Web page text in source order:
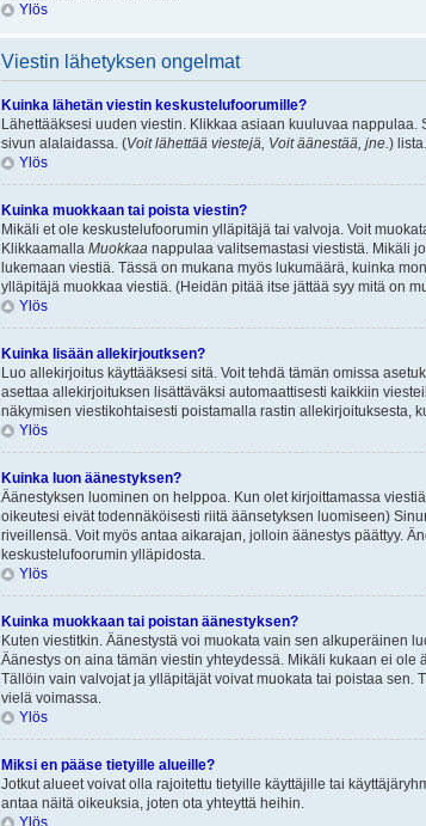
Ylös
Viestin lähetyksen ongelmat
Kuinka lähetän viestin keskustelufoorumille?
Lähettääksesi uuden viestin. Klikkaa asiaan kuuluvaa
sivun alalaidassa. (Voit lähettää viestejä, Voit äänestää, jne.) lista.
Ylös
Kuinka muokkaan tai poista viestin?
Mikäli et ole keskustelufoorumin ylläpitäjä tai valvoja. Voit
Klikkaamalla Muokkaa nappulaa valitsemastasi viestistä. Mikäli
lukemaan viestiä. Tässä on mukana myös lukumäärä, kuinka
ylläpitäjä muokkaa viestiä. (Heidän pitää itse jättää syy mitä on
Ylös
Kuinka lisään allekirjoutksen?
Luo allekirjoitus käyttääksesi sitä. Voit tehdä tämän omissa
asettaa allekirjoituksen lisättäväksi automaattisesti kaikkiin
näkymisen viestikohtaisesti poistamalla rastin allekirjoituksesta,
Ylös
Kuinka luon äänestyksen?
Äänestyksen luominen on helppoa. Kun olet kirjoittamassa
oikeutesi eivät todennäköisesti riitä äänsetyksen luomiseen)
riveillensä. Voit myös antaa aikarajan, jolloin äänestys päättyy.
keskustelufoorumin ylläpidosta.
Ylös
Kuinka muokkaan tai poistan äänestyksen?
Kuten viestitkin. Äänestystä voi muokata vain sen alkuperäinen
Äänestys on aina tämän viestin yhteydessä. Mikäli kukaan ei
Tällöin vain valvojat ja ylläpitäjät voivat muokata tai poistaa
vielä voimassa.
Ylös
Miksi en pääse tietyille alueille?
Jotkut alueet voivat olla rajoitettu tietyille käyttäjille tai
antaa näitä oikeuksia, joten ota yhteyttä heihin.
Ylös